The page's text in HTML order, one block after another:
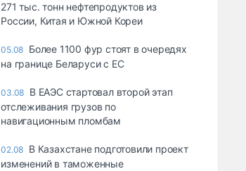
271 тыс. тонн нефтепродуктов из
России, Китая и Южной Кореи
05.08 Более 1100 фур стоят в очередях
на границе Беларуси с ЕС
03.08 В ЕАЭС стартовал второй этап
отслеживания грузов по
навигационным пломбам
02.08 В Казахстане подготовили проект
изменений в таможенные